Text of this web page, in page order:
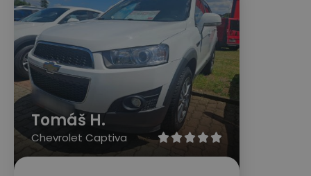

Tomáš H.
Chevrolet Captiva